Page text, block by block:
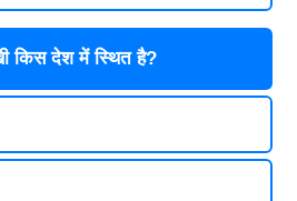
किस देश में स्थित है?